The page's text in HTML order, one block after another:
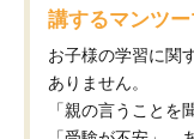
講するマンツ
お子様の学習に関
ありません。
「親の言うことを